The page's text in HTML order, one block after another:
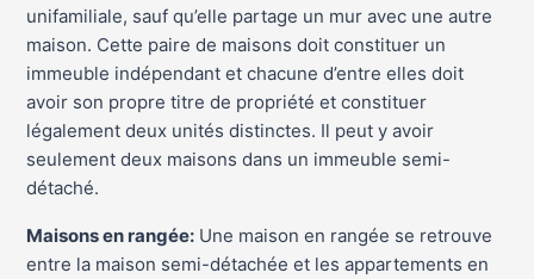
unifamiliale, sauf qu’elle partage un mur avec une autre
maison. Cette paire de maisons doit constituer un
immeuble indépendant et chacune d’entre elles doit
avoir son propre titre de propriété et constituer
légalement deux unités distinctes. Il peut y avoir
seulement deux maisons dans un immeuble semi-
détaché.
Maisons en rangée: Une maison en rangée se retrouve
entre la maison semi-détachée et les appartements en